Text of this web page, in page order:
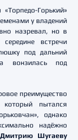
Горький»
у владений
назревал, но в
встречи
под дальний
под
преимущество
который пытался
однако
надёжно
Дмитрию Шугаеву